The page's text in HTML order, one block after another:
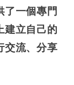
了一個專門
建立自己的
交流、分享